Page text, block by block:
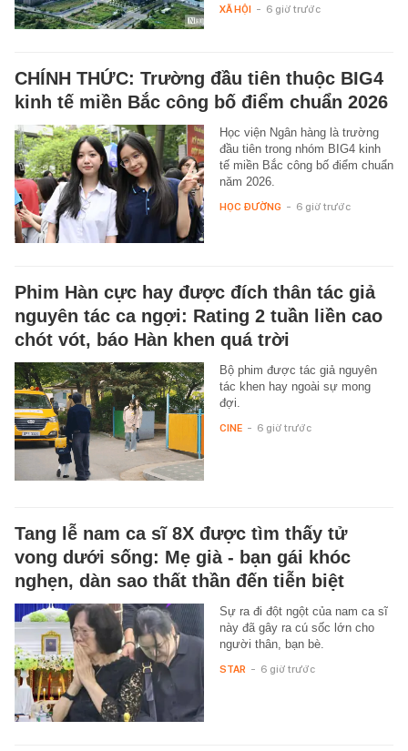
XÃ HỘI - 6 giờ trước
CHÍNH THỨC: Trường đầu tiên thuộc BIG4
kinh tế miền Bắc công bố điểm chuẩn 2026
Học viện Ngân hàng là trường
đầu tiên trong nhóm BIG4 kinh
tế miền Bắc công bố điểm chuẩn
năm 2026.
HỌC ĐƯỜNG - 6 giờ trước
Phim Hàn cực hay được đích thân tác giả
nguyên tác ca ngợi: Rating 2 tuần liền cao
chót vót, báo Hàn khen quá trời
Bộ phim được tác giả nguyên
tác khen hay ngoài sự mong
đợi.
CINE - 6 giờ trước
Tang lễ nam ca sĩ 8X được tìm thấy tử
vong dưới sống: Mẹ già - bạn gái khóc
nghẹn, dàn sao thất thần đến tiễn biệt
Sự ra đi đột ngột của nam ca sĩ
này đã gây ra cú sốc lớn cho
người thân, bạn bè.
STAR - 6 giờ trước